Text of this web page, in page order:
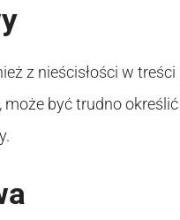
z nieścisłości w
być trudno